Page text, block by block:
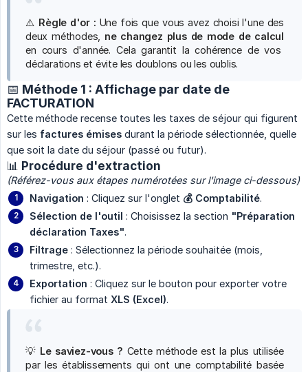
⚠️ Règle d'or : Une fois que vous avez choisi l'une des
deux méthodes, ne changez plus de mode de calcul
en cours d'année. Cela garantit la cohérence de vos
déclarations et évite les doublons ou les oublis.
📅 Méthode 1 : Affichage par date de
FACTURATION
Cette méthode recense toutes les taxes de séjour qui figurent
sur les factures émises durant la période sélectionnée, quelle
que soit la date du séjour (passé ou futur).
📊 Procédure d'extraction
(Référez-vous aux étapes numérotées sur l'image ci-dessous)
Navigation : Cliquez sur l'onglet 💰 Comptabilité.
Sélection de l'outil : Choisissez la section "Préparation
déclaration Taxes".
Filtrage : Sélectionnez la période souhaitée (mois,
trimestre, etc.).
Exportation : Cliquez sur le bouton pour exporter votre
fichier au format XLS (Excel).
💡 Le saviez-vous ? Cette méthode est la plus utilisée
par les établissements qui ont une comptabilité basée